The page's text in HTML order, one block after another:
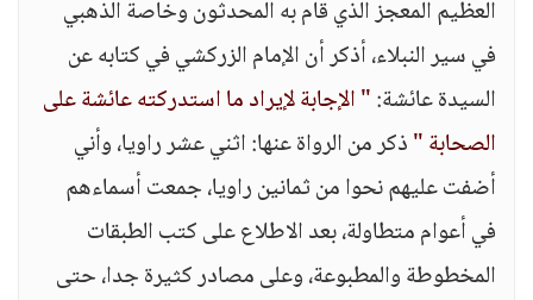
العظيم المعجز الذي قام به المحدثون وخاصة الذهبي
في سير النبلاء، أذكر أن الإمام الزركشي في كتابه عن
السيدة عائشة:" الإجابة لإيراد ما استدركته عائشة على
الصحابة "ذكر من الرواة عنها: اثني عشر راويا، وأني
أضفت عليهم نحوا من ثمانين راويا، جمعت أسماءهم
في أعوام متطاولة، بعد الاطلاع على كتب الطبقات
المخطوطة والمطبوعة، وعلى مصادر كثيرة جدا، حتى